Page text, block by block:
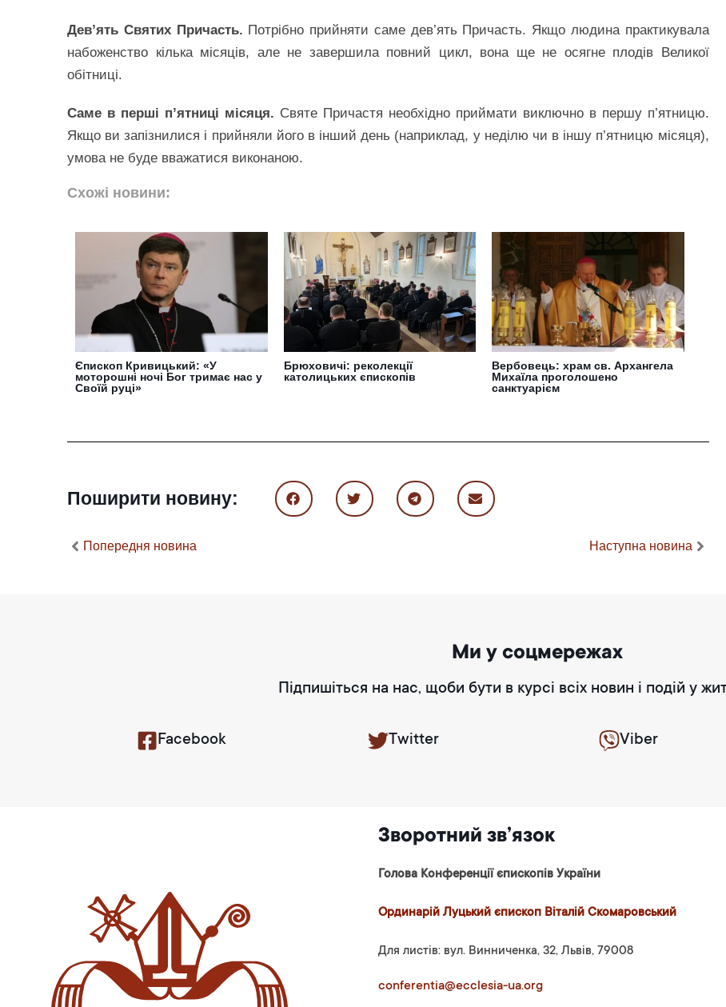
Дев’ять Святих Причасть. Потрібно прийняти саме дев’ять Причасть. Якщо людина практикувала
набоженство кілька місяців, але не завершила повний цикл, вона ще не осягне плодів Великої
обітниці.
Саме в перші п’ятниці місяця. Святе Причастя необхідно приймати виключно в першу п’ятницю.
Якщо ви запізнилися і прийняли його в інший день (наприклад, у неділю чи в іншу п’ятницю місяця),
умова не буде вважатися виконаною.
Схожі новини:
Єпископ Кривицький: «У
моторошні ночі Бог тримає нас у
Своїй руці»
Брюховичі: реколекції
католицьких єпископів
Вербовець: храм св. Архангела
Михаїла проголошено
санктуарієм
Поширити новину:
Попередня новина Наступна новина
Ми у соцмережах
Підпишіться на нас, щоби бути в курсі всіх новин і подій у
Facebook Twitter Viber
Зворотний зв’язок
Голова Конференції єпископів України
Ординарій Луцький єпископ Віталій Скомаровський
Для листів: вул. Винниченка, 32, Львів, 79008
conferentia@ecclesia-ua.org